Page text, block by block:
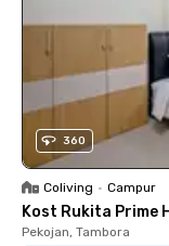
360
Coliving • Campur
Kost Rukita Prime
Pekojan, Tambora